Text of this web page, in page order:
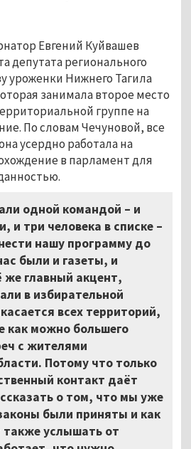
Евгений Куйвашев
депутата регионального
уроженки Нижнего Тагила
занимала второе место
группе на
По словам Чечуновой, все
усердно работала на
в парламент для
одной командой – и
и три человека в списке –
нашу программу до
были и газеты, и
же главный акцент,
в избирательной
всех территорий,
как можно большего
с жителями
Потому что только
контакт даёт
о том, что мы уже
были приняты и как
услышать от